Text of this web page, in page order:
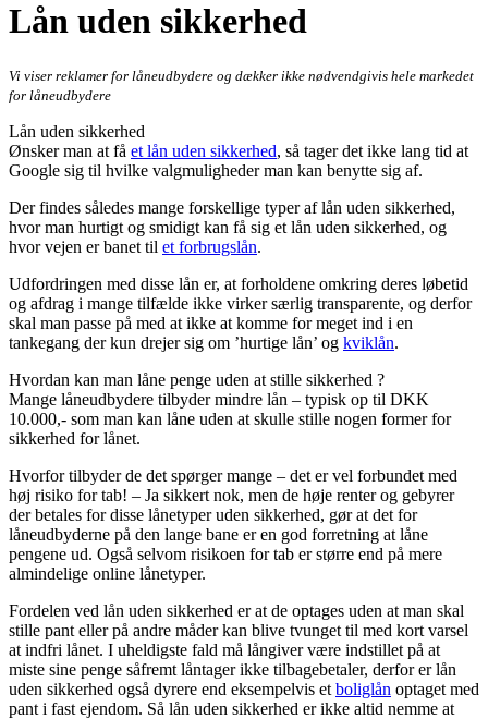
Lån uden sikkerhed
Vi viser reklamer for låneudbydere og dækker ikke nødvendgivis hele markedet
for låneudbydere
Lån uden sikkerhed
Ønsker man at få et lån uden sikkerhed, så tager det ikke lang tid at
Google sig til hvilke valgmuligheder man kan benytte sig af.
Der findes således mange forskellige typer af lån uden sikkerhed,
hvor man hurtigt og smidigt kan få sig et lån uden sikkerhed, og
hvor vejen er banet til et forbrugslån.
Udfordringen med disse lån er, at forholdene omkring deres løbetid
og afdrag i mange tilfælde ikke virker særlig transparente, og derfor
skal man passe på med at ikke at komme for meget ind i en
tankegang der kun drejer sig om ’hurtige lån’ og kviklån.
Hvordan kan man låne penge uden at stille sikkerhed ?
Mange låneudbydere tilbyder mindre lån – typisk op til DKK
10.000,- som man kan låne uden at skulle stille nogen former for
sikkerhed for lånet.
Hvorfor tilbyder de det spørger mange – det er vel forbundet med
høj risiko for tab! – Ja sikkert nok, men de høje renter og gebyrer
der betales for disse lånetyper uden sikkerhed, gør at det for
låneudbyderne på den lange bane er en god forretning at låne
pengene ud. Også selvom risikoen for tab er større end på mere
almindelige online lånetyper.
Fordelen ved lån uden sikkerhed er at de optages uden at man skal
stille pant eller på andre måder kan blive tvunget til med kort varsel
at indfri lånet. I uheldigste fald må långiver være indstillet på at
miste sine penge såfremt låntager ikke tilbagebetaler, derfor er lån
uden sikkerhed også dyrere end eksempelvis et boliglån optaget med
pant i fast ejendom. Så lån uden sikkerhed er ikke altid nemme at